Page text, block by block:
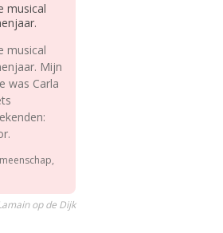
musical
musical
Mijn
was Carla
op de Dijk